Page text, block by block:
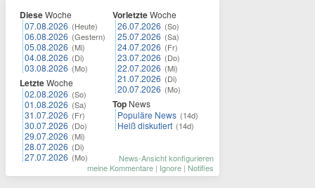
DieseWoche
07.08.2026 (Heute)
06.08.2026 (Gestern)
05.08.2026 (Mi)
04.08.2026 (Di)
03.08.2026 (Mo)
LetzteWoche
02.08.2026 (So)
01.08.2026 (Sa)
31.07.2026 (Fr)
30.07.2026 (Do)
29.07.2026 (Mi)
28.07.2026 (Di)
27.07.2026 (Mo)
VorletzteWoche
26.07.2026 (So)
25.07.2026 (Sa)
24.07.2026 (Fr)
23.07.2026 (Do)
22.07.2026 (Mi)
21.07.2026 (Di)
20.07.2026 (Mo)
Top News
Populäre News (14d)
Heiß diskutiert (14d)
News-Ansicht konfigurieren
meine Kommentare | Ignore | Notifies